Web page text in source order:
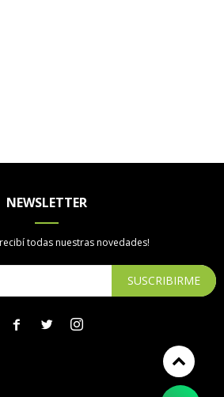
NEWSLETTER
todas nuestras novedades!
SUSCRIBIRME
  